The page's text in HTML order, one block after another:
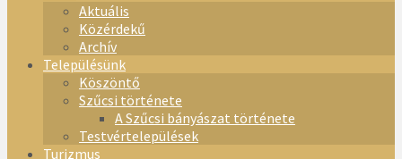
Aktuális
Közérdekű
Archív
Településünk
Köszöntő
Szűcsi története
A Szűcsi bányászat története
Testvértelepülések
Turizmus